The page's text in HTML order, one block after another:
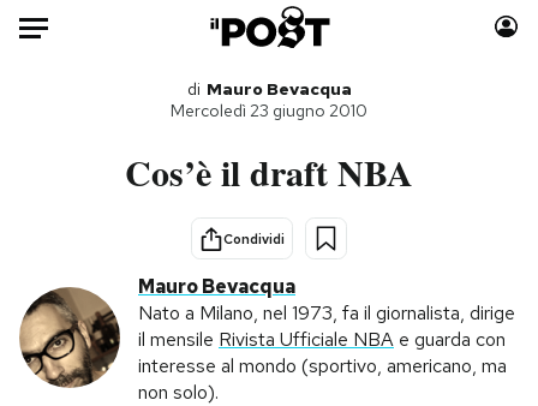
Auto
Tecnologia
Internet
Scienza
Libri
Storie/Idee
Ok Boomer!
Media
di Mauro Bevacqua
Mercoledì 23 giugno 2010
Cos’è il draft NBA
Condividi
Mauro Bevacqua
Nato a Milano, nel 1973, fa il giornalista, dirige
il mensile Rivista Ufficiale NBA e guarda con
interesse al mondo (sportivo, americano, ma
non solo).